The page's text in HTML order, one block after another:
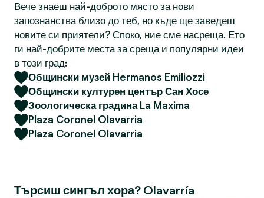
Вече знаеш най-доброто място за нови
запознанства близо до теб, но къде ще заведеш
новите си приятели? Споко, ние сме насреща. Ето
ги най-добрите места за среща и популярни идеи
в този град:
Общински музей Hermanos Emiliozzi
Общински културен център Сан Хосе
Зоологическа градина La Maxima
Plaza Coronel Olavarria
Plaza Coronel Olavarria
Търсиш сингъл хора? Olavarría